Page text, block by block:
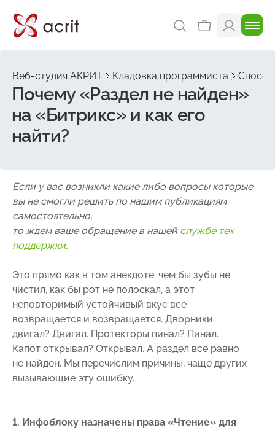
Веб-студия АКРИТ Кладовка программиста
Почему «Раздел не найден»
на «Битрикс» и как его
найти?
Если у вас возникли какие либо вопросы которые
вы не смогли решить по нашим публикациям
самостоятельно,
то ждем ваше обращение в нашей службе тех
поддержки.
Это прямо как в том анекдоте: чем бы зубы не
чистил, как бы рот не полоскал, а этот
неповторимый устойчивый вкус все
возвращается и возвращается. Дворники
двигал? Двигал. Протекторы пинал? Пинал.
Капот открывал? Открывал. А раздел все равно
не найден. Мы перечислим причины, чаще других
вызывающие эту ошибку.
1. Инфоблоку назначены права «Чтение» для